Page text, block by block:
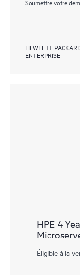
Soumettre votre
HEWLETT
ENTERPRISE
HPE 4
Éligible à la